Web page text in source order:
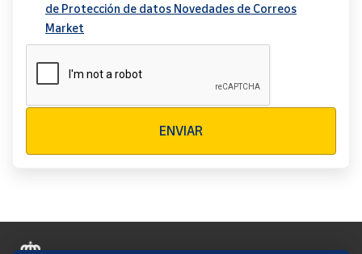
de Protección de datos Novedades de Correos
Market
ENVIAR